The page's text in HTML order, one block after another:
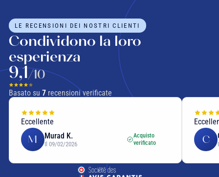
LE RECENSIONI DEI NOSTRI CLIENTI
Condividono la loro
esperienza
9,1/10
Basato su 7recensioni verificate
Eccellente
M Murad K.
Il 09/02/2026
Acquisto
verificato
C